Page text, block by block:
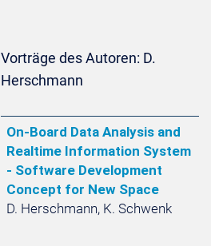
Vorträge des Autoren: D.
Herschmann
On-Board Data Analysis and
Realtime Information System
- Software Development
Concept for New Space
D. Herschmann, K. Schwenk